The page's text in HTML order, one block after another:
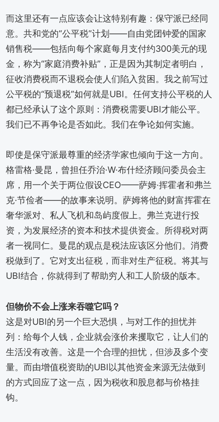
而这里还有一点应该会让这特别有趣：保守派已经同
意。共和党的“公平税”计划——自由党团钟爱的国家
销售税——包括向每个家庭每月支付约300美元的现
金，称为“家庭消费补贴”，正是因为其制定者明白，
征收消费税而不退税会使人们陷入贫困。我之前写过
公平税的“预退税”如何就是UBI。任何支持公平税的人
都已经承认了这个原则：消费税需要UBI才能公平。
我们已不再争论是否如此。我们在争论如何实施。
即使是保守派最尊重的经济学家也倾向于这一方向。
格雷格·曼昆，曾担任乔治·W·布什经济顾问委员会主
席，用一个关于两位假设CEO——萨姆·挥霍者和弗兰
克·节俭者——的故事来说明。萨姆将他的财富挥霍在
奢华派对、私人飞机和岛屿度假上。弗兰克进行投
资，为发展经济的资本和技术提供资金。所得税对两
者一视同仁。曼昆的观点是税法应该区分他们。消费
税做到了。它对支出征税，而非对生产征税。将其与
UBI结合，你就得到了帮助穷人和工人阶级的版本。
但物价不会上涨来吞噬它吗？
这是对UBI的另一个巨大恐惧，与对工作的担忧并
列：给每个人钱，企业就会涨价来攫取它，让人们的
生活没有改善。这是一个合理的担忧，但涉及多个变
量。而由增值税资助的UBI以其他资金来源无法做到
的方式回应了这一点，因为税收和股息都与价格挂
钩。